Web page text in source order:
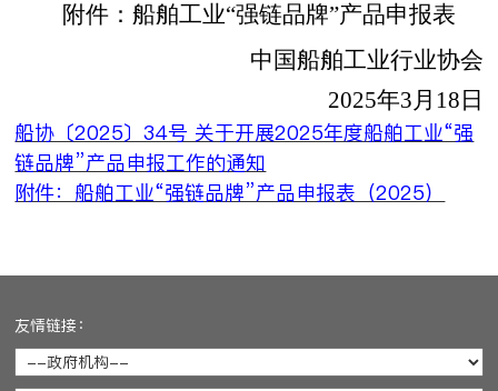
附件：船舶工业“强链品牌”产品申报表
中国船舶工业行业协会
2025年3月 18 日
船协〔2025〕34号 关于开展2025年度船舶工业“强
链品牌”产品申报工作的通知
附件：船舶工业“强链品牌”产品申报表（2025）
友情链接：